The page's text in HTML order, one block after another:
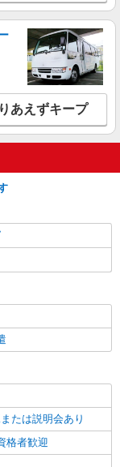
事業部/広島オフィ
定あり） ※給与
安芸幸崎駅 ★マイカ
あり）
を見る
払い有/週払い有/交
事業部/広島オフィ
経験者
あえずキープ
たは説明会あり
格者歓迎